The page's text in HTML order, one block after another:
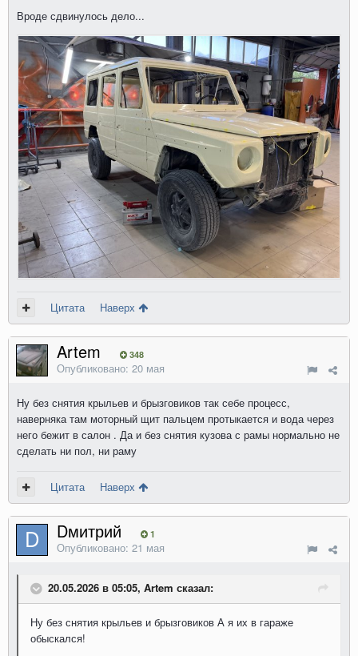
Вроде сдвинулось дело...
Цитата Наверх
Artem 348
Опубликовано: 20 мая
Ну без снятия крыльев и брызговиков так себе процесс,
наверняка там моторный щит пальцем протыкается и вода через
него бежит в салон . Да и без снятия кузова с рамы нормально не
сделать ни пол, ни раму
Цитата Наверх
Dмитрий 1
Опубликовано: 21 мая
20.05.2026 в 05:05, Artem сказал:
Ну без снятия крыльев и брызговиков А я их в гараже
обыскался!